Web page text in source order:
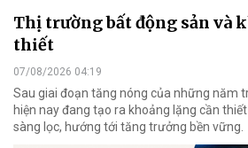
Thị trường bất động sản và
thiết
07/08/2026 04:19
Sau giai đoạn tăng nóng của những năm
hiện nay đang tạo ra khoảng lặng cần
sàng lọc, hướng tới tăng trưởng bền vững.